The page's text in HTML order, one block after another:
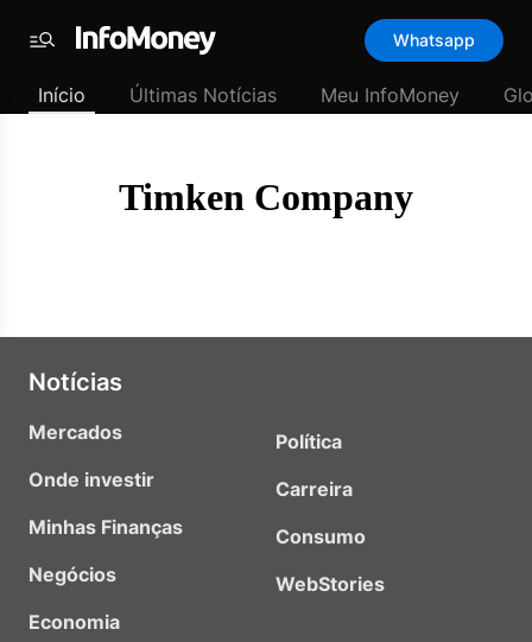
padrão
Últimas
Menu
Whatsapp
Início Últimas Notícias Meu InfoMoney
Timken Company
Notícias
Mercados
Onde investir
Minhas Finanças
Negócios
Economia
Política
Carreira
Consumo
WebStories